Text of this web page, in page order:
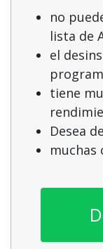
no
lista de
el
tiene
Desea
muchas